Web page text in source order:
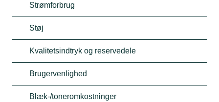
Strømforbrug
Støj
Kvalitetsindtryk og reservedele
Brugervenlighed
Blæk-/toneromkostninger